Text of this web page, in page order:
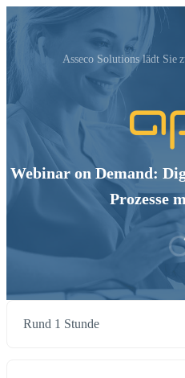
Asseco Solutions‬ lädt Sie
Webinar on Demand:
Prozesse
Rund 1 Stunde